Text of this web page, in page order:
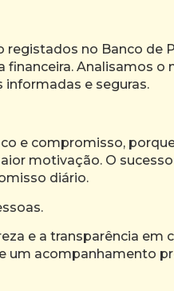
no Banco de
Analisamos o
e seguras.
e compromisso,
motivação. O
diário.
e a transparência em
um acompanhamento